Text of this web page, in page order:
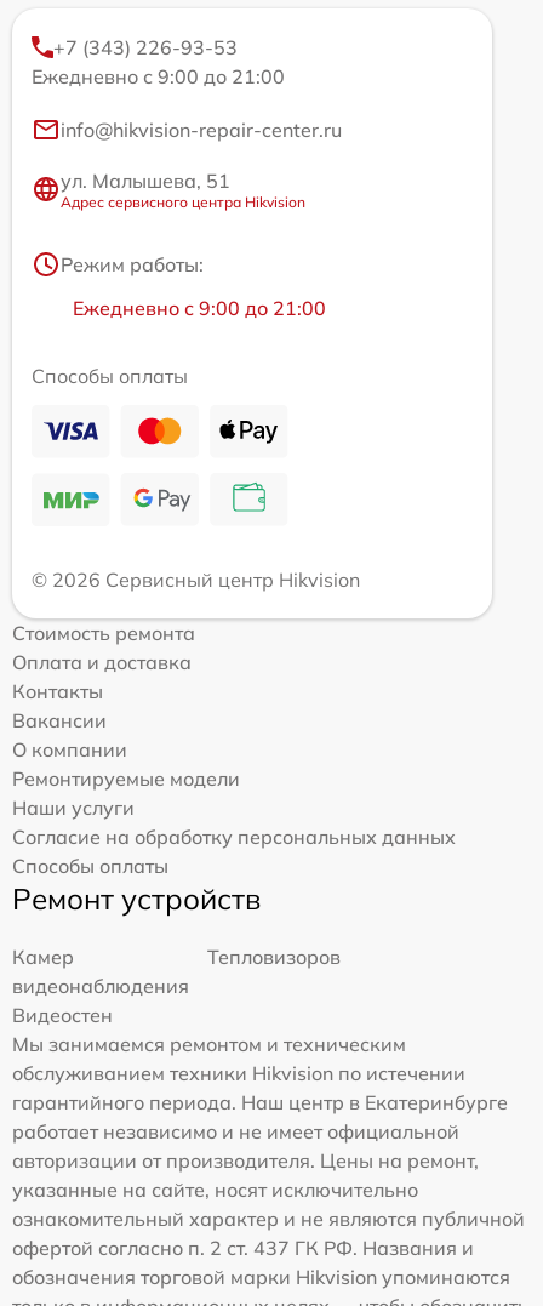
+7 (343) 226-93-53
Ежедневно с 9:00 до 21:00
info@hikvision-repair-center.ru
ул. Малышева, 51
Адрес сервисного центра Hikvision
Режим работы:
Ежедневно с 9:00 до 21:00
Способы оплаты
© 2026 Сервисный центр Hikvision
Стоимость ремонта
Оплата и доставка
Контакты
Вакансии
О компании
Ремонтируемые модели
Наши услуги
Согласие на обработку персональных данных
Способы оплаты
Ремонт устройств
Камер
видеонаблюдения
Тепловизоров
Видеостен
Мы занимаемся ремонтом и техническим
обслуживанием техники Hikvision по истечении
гарантийного периода. Наш центр в Екатеринбурге
работает независимо и не имеет официальной
авторизации от производителя. Цены на ремонт,
указанные на сайте, носят исключительно
ознакомительный характер и не являются публичной
офертой согласно п. 2 ст. 437 ГК РФ. Названия и
обозначения торговой марки Hikvision упоминаются